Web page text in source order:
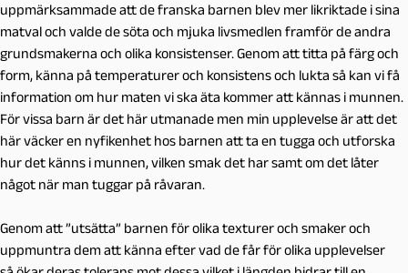
uppmärksammade att de franska barnen blev mer likriktade i sina
matval och valde de söta och mjuka livsmedlen framför de andra
grundsmakerna och olika konsistenser. Genom att titta på färg och
form, känna på temperaturer och konsistens och lukta så kan vi få
information om hur maten vi ska äta kommer att kännas i munnen.
För vissa barn är det här utmanade men min upplevelse är att det
här väcker en nyfikenhet hos barnen att ta en tugga och utforska
hur det känns i munnen, vilken smak det har samt om det låter
något när man tuggar på råvaran.
Genom att ”utsätta” barnen för olika texturer och smaker och
uppmuntra dem att känna efter vad de får för olika upplevelser